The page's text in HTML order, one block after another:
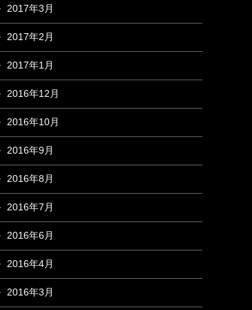
2017年3月
2017年2月
2017年1月
2016年12月
2016年10月
2016年9月
2016年8月
2016年7月
2016年6月
2016年4月
2016年3月